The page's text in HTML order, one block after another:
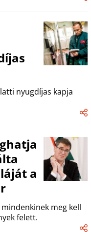
nyugdíjas kapja
a
meg kell
felett.